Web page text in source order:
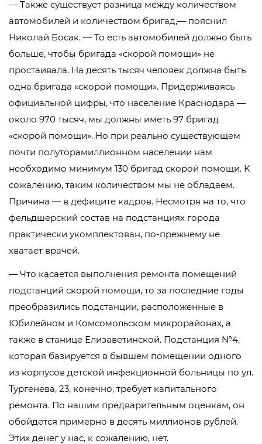
— Также существует разница между количеством
автомобилей и количеством бригад,— пояснил
Николай Босак. — То есть автомобилей должно быть
больше, чтобы бригада «скорой помощи» не
простаивала. На десять тысяч человек должна быть
одна бригада «скорой помощи». Придерживаясь
официальной цифры, что население Краснодара —
около 970 тысяч, мы должны иметь 97 бригад
«скорой помощи». Но при реально существующем
почти полуторамиллионном населении нам
необходимо минимум 130 бригад скорой помощи. К
сожалению, таким количеством мы не обладаем.
Причина — в дефиците кадров. Несмотря на то, что
фельдшерский состав на подстанциях города
практически укомплектован, по-прежнему не
хватает врачей.
— Что касается выполнения ремонта помещений
подстанций скорой помощи, то за последние годы
преобразились подстанции, расположенные в
Юбилейном и Комсомольском микрорайонах, а
также в станице Елизаветинской. Подстанция №4,
которая базируется в бывшем помещении одного
из корпусов детской инфекционной больницы по ул.
Тургенева, 23, конечно, требует капитального
ремонта. По нашим предварительным оценкам, он
обойдется примерно в десять миллионов рублей.
Этих денег у нас, к сожалению, нет.